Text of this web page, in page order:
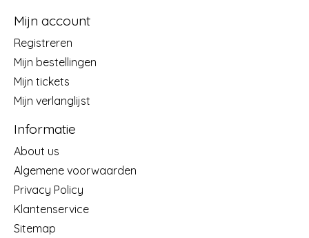
Mijn account
Registreren
Mijn bestellingen
Mijn tickets
Mijn verlanglijst
Informatie
About us
Algemene voorwaarden
Privacy Policy
Klantenservice
Sitemap